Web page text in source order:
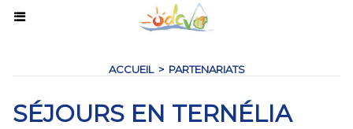
ACCUEIL > PARTENARIATS
SÉJOURS EN TERNÉLIA